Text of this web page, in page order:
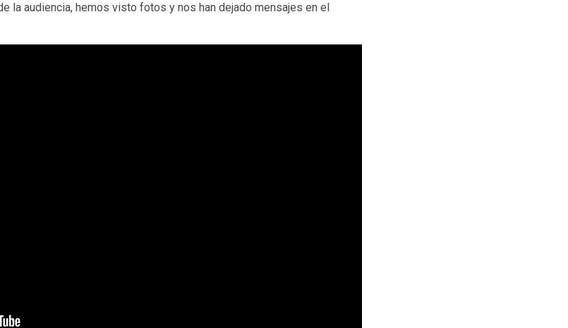
la audiencia, hemos visto fotos y nos han dejado mensajes en el